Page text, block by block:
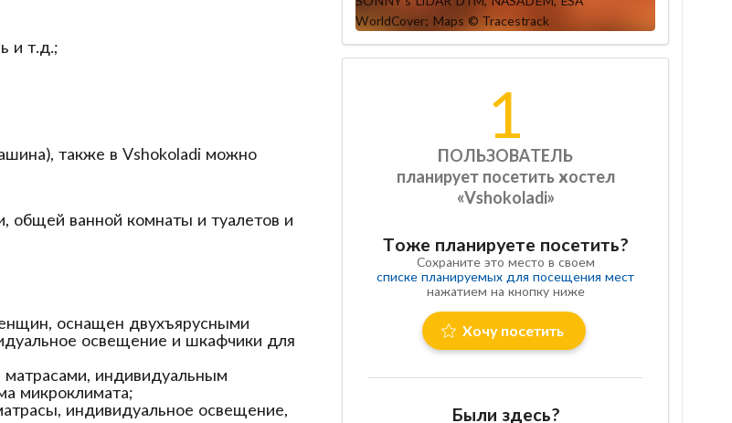
и т.д.;
также в Vshokoladi можно
общей ванной комнаты и туалетов и
оснащен двухъярусными
освещение и шкафчики для
индивидуальным
микроклимата;
индивидуальное освещение,
1
ПОЛЬЗОВАТЕЛЬ
планирует посетить хостел
«Vshokoladi»
Тоже планируете посетить?
Сохраните это место в своем
списке планируемых для посещения мест
нажатием на кнопку ниже
Хочу посетить
Были здесь?